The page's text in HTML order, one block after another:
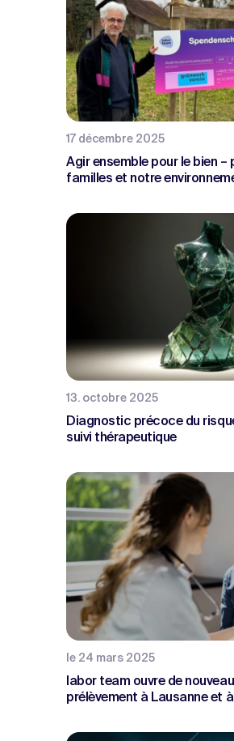
17 décembre 2025
Agir ensemble pour le bien –
familles et notre
13. octobre 2025
Diagnostic précoce du
suivi thérapeutique
le 24 mars 2025
labor team ouvre de
prélèvement à Lausanne et